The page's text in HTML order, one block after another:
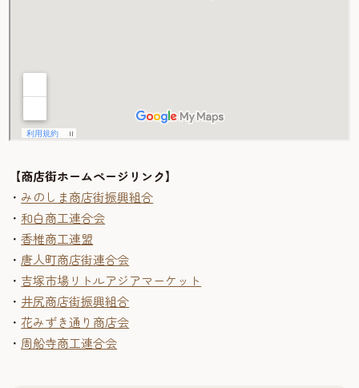
【商店街ホームページリンク】
・ みのしま商店街振興組合
・ 和白商工連合会
・香椎商工連盟
・ 唐人町商店街連合会
・ 吉塚市場リトルアジアマーケット
・ 井尻商店街振興組合
・ 花みずき通り商店会
・ 周船寺商工連合会